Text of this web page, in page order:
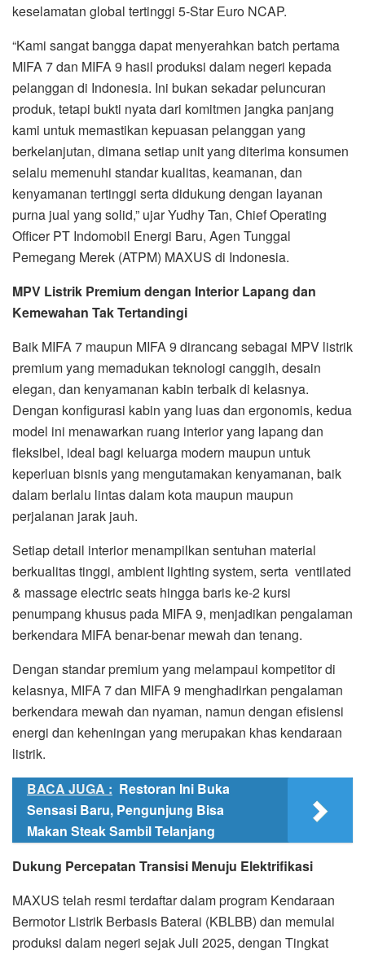
keselamatan global tertinggi 5-Star Euro NCAP.
“Kami sangat bangga dapat menyerahkan batch pertama
MIFA 7 dan MIFA 9 hasil produksi dalam negeri kepada
pelanggan di Indonesia. Ini bukan sekadar peluncuran
produk, tetapi bukti nyata dari komitmen jangka panjang
kami untuk memastikan kepuasan pelanggan yang
berkelanjutan, dimana setiap unit yang diterima konsumen
selalu memenuhi standar kualitas, keamanan, dan
kenyamanan tertinggi serta didukung dengan layanan
purna jual yang solid,” ujar Yudhy Tan, Chief Operating
Officer PT Indomobil Energi Baru, Agen Tunggal
Pemegang Merek (ATPM) MAXUS di Indonesia.
MPV Listrik Premium dengan Interior Lapang dan
Kemewahan Tak Tertandingi
Baik MIFA 7 maupun MIFA 9 dirancang sebagai MPV listrik
premium yang memadukan teknologi canggih, desain
elegan, dan kenyamanan kabin terbaik di kelasnya.
Dengan konfigurasi kabin yang luas dan ergonomis, kedua
model ini menawarkan ruang interior yang lapang dan
fleksibel, ideal bagi keluarga modern maupun untuk
keperluan bisnis yang mengutamakan kenyamanan, baik
dalam berlalu lintas dalam kota maupun maupun
perjalanan jarak jauh.
Setiap detail interior menampilkan sentuhan material
berkualitas tinggi, ambient lighting system, serta ventilated
& massage electric seats hingga baris ke-2 kursi
penumpang khusus pada MIFA 9, menjadikan pengalaman
berkendara MIFA benar-benar mewah dan tenang.
Dengan standar premium yang melampaui kompetitor di
kelasnya, MIFA 7 dan MIFA 9 menghadirkan pengalaman
berkendara mewah dan nyaman, namun dengan efisiensi
energi dan keheningan yang merupakan khas kendaraan
listrik.
BACA JUGA : Restoran Ini Buka
Sensasi Baru, Pengunjung Bisa
Makan Steak Sambil Telanjang
Dukung Percepatan Transisi Menuju Elektrifikasi
MAXUS telah resmi terdaftar dalam program Kendaraan
Bermotor Listrik Berbasis Baterai (KBLBB) dan memulai
produksi dalam negeri sejak Juli 2025, dengan Tingkat